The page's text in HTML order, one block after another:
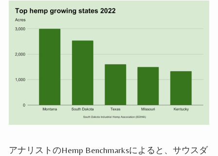
アナリストのHemp Benchmarksによると、サウスダ